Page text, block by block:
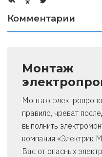
Комментарии
Монтаж
Монтаж
правило, чреват
выполнить
компания «Электрик
Вас от опасных